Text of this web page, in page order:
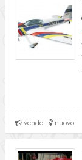
vendo | nuovo